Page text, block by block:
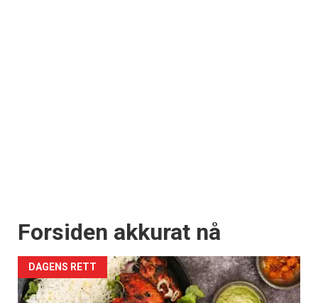
Forsiden akkurat nå
DAGENS RETT